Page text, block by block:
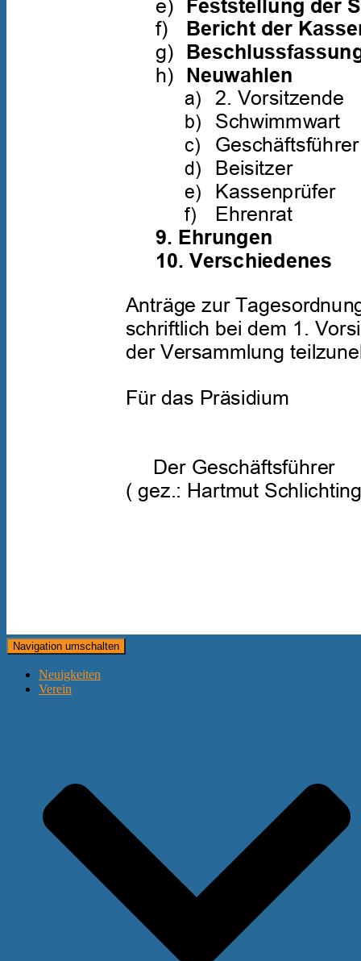
Navigation umschalten
Neuigkeiten
Verein